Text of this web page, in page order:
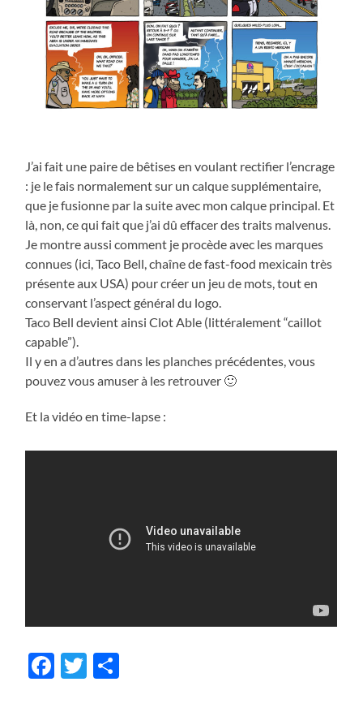
J’ai fait une paire de bêtises en voulant rectifier l’encrage
: je le fais normalement sur un calque supplémentaire,
que je fusionne par la suite avec mon calque principal. Et
là, non, ce qui fait que j’ai dû effacer des traits malvenus.
Je montre aussi comment je procède avec les marques
connues (ici, Taco Bell, chaîne de fast-food mexicain très
présente aux USA) pour créer un jeu de mots, tout en
conservant l’aspect général du logo.
Taco Bell devient ainsi Clot Able (littéralement “caillot
capable”).
Il y en a d’autres dans les planches précédentes, vous
pouvez vous amuser à les retrouver 🙂
Et la vidéo en time-lapse :
Facebook
Twitter